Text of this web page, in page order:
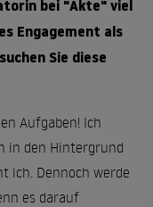
bei "Akte" viel
Engagement als
Sie diese
Aufgaben! Ich
in den Hintergrund
ich. Dennoch werde
es darauf